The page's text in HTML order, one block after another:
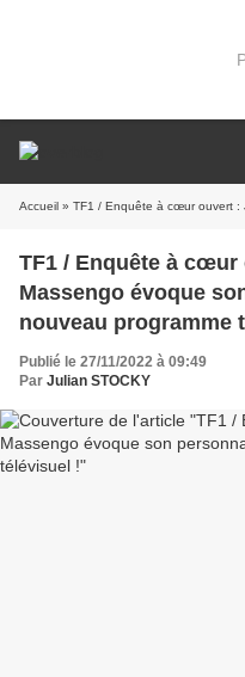
Accueil » TF1 / Enquête à cœur ouvert : Jessyrielle
TF1 / Enquête à
Massengo évoque
nouveau programme
Publié le 27/11/2022 à 09:49
Par Julian STOCKY